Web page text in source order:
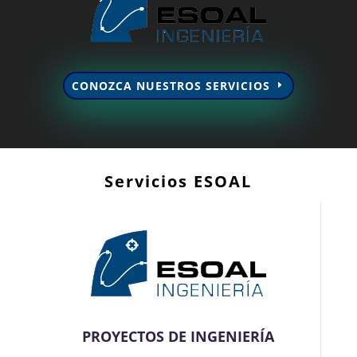
CONOZCA NUESTROS SERVICIOS
Servicios ESOAL
PROYECTOS DE INGENIERÍA